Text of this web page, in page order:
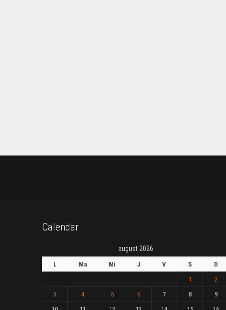
Calendar
august 2026
L Ma Mi J V S
D
1
2
3
4 5 6 7 8
9